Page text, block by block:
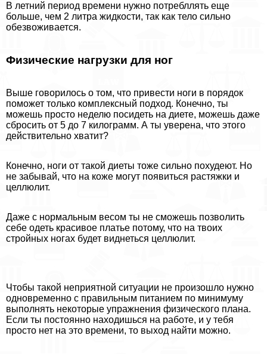
В летний период времени нужно потрeбллять еще
больше, чем 2 литра жидкости, так как тело сильно
обезвоживается.
Физические нагрузки для ног
Выше говорилось о том, что привести ноги в порядок
поможет только комплексный подход. Конечно, ты
можешь просто неделю посидеть на диете, можешь даже
сбросить от 5 до 7 килограмм. А ты уверена, что этого
действительно хватит?
Конечно, ноги от такой диеты тоже сильно похудеют. Но
не забывай, что на коже могут появиться растяжки и
целлюлит.
Даже с нормальным весом ты не сможешь позволить
себе одеть красивое платье потому, что на твоих
стройных ногах будет виднеться целлюлит.
Чтобы такой неприятной ситуации не произошло нужно
одновременно с правильным питанием по минимуму
выполнять некоторые упражнения физического плана.
Если ты постоянно находишься на работе, и у тебя
просто нет на это времени, то выход найти можно.